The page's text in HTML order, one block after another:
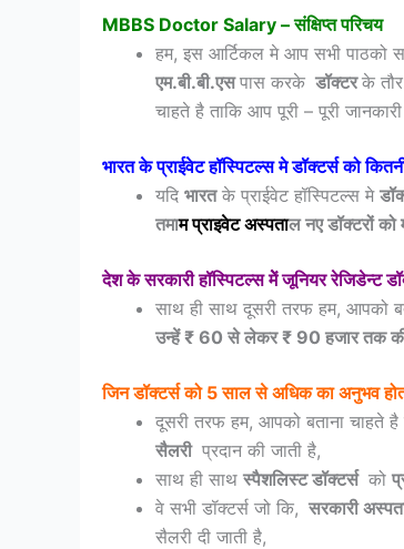
MBBS Doctor Salary – संक्षिप्त परिचय
हम, इस आर्टिकल मे आप सभी पाठको
एम.बी.बी.एसपास करके डॉक्टरके
चाहते है ताकि आप पूरी – पूरी
भारत के प्राईवेट हॉस्पिटल्स मे डॉक्टर्स को
यदि भारतके प्राईवेट हॉस्पिटल्स मे
तमामप्राइवेटअस्‍पताल नए डॉक्‍टरों
देश के सरकारी हॉस्पिटल्स मेें जूनियर रेजिडेन्ट
साथ ही साथ दूसरी तरफ हम, आपको
उन्‍हें ₹ 60 से लेकर ₹ 90 हजार तक की
जिन डॉक्टर्स को 5 साल से अधिक का अनुभव
दूसरी तरफ हम, आपको बताना चाहते है
सैलरी प्रदान की जाती है,
साथ ही साथ स्पैशलिस्ट डॉक्टर्स को
वे सभी डॉक्टर्स जो कि, सरकारी
सैलरी दी जाती है,